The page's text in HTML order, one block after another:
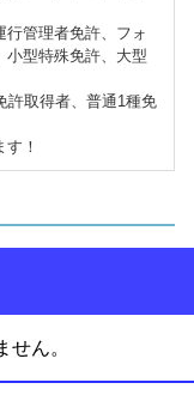
管理者免許、フォ
小型特殊免許、大型
許取得者、普通1種免
！